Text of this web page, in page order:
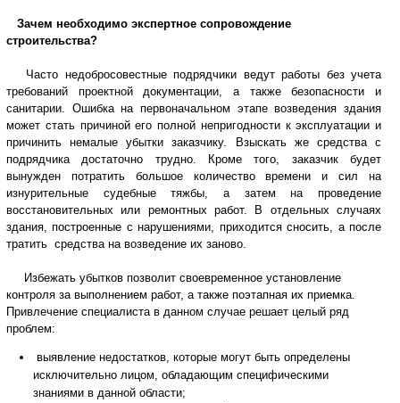
Зачем необходимо экспертное сопровождение
строительства?
Часто недобросовестные подрядчики ведут работы без учета
требований проектной документации, а также безопасности и
санитарии. Ошибка на первоначальном этапе возведения здания
может стать причиной его полной непригодности к эксплуатации и
причинить немалые убытки заказчику. Взыскать же средства с
подрядчика достаточно трудно. Кроме того, заказчик будет
вынужден потратить большое количество времени и сил на
изнурительные судебные тяжбы, а затем на проведение
восстановительных или ремонтных работ. В отдельных случаях
здания, построенные с нарушениями, приходится сносить, а после
тратить средства на возведение их заново.
Избежать убытков позволит своевременное установление
контроля за выполнением работ, а также поэтапная их приемка.
Привлечение специалиста в данном случае решает целый ряд
проблем:
выявление недостатков, которые могут быть определены
исключительно лицом, обладающим специфическими
знаниями в данной области;